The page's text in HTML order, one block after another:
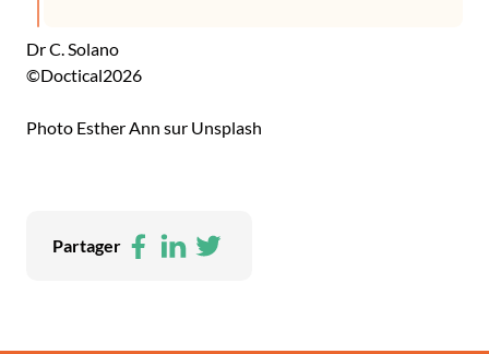
Dr C. Solano
©Doctical2026
Photo Esther Ann sur Unsplash
Partager Facebook
LinkedIn
Twitter